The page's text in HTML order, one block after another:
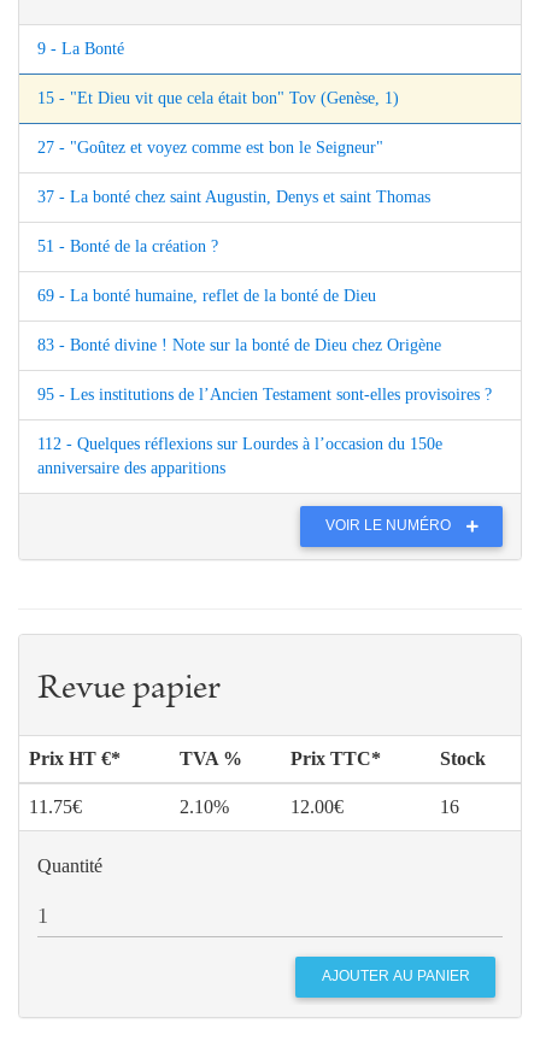
9 - La Bonté
15 - "Et Dieu vit que cela était bon" Tov (Genèse, 1)
27 - "Goûtez et voyez comme est bon le Seigneur"
37 - La bonté chez saint Augustin, Denys et saint Thomas
51 - Bonté de la création ?
69 - La bonté humaine, reflet de la bonté de Dieu
83 - Bonté divine ! Note sur la bonté de Dieu chez Origène
95 - Les institutions de l’Ancien Testament sont-elles provisoires ?
112 - Quelques réflexions sur Lourdes à l’occasion du 150e
anniversaire des apparitions
VOIR LE NUMÉRO
Revue papier
Prix HT €* TVA % Prix TTC* Stock
11.75€ 2.10% 12.00€ 16
Quantité